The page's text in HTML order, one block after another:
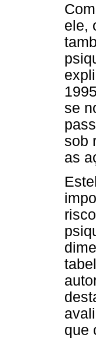
ele,
se
sob
as
que